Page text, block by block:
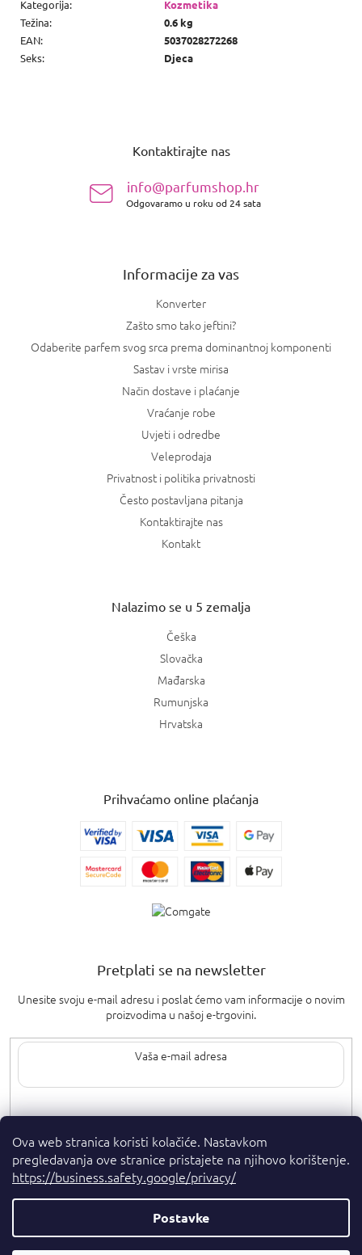
Ova web stranica koristi kolačiće. Nastavkom
pregledavanja ove stranice pristajete na njihovo korištenje.
https://business.safety.google/privacy/
Postavke
Kategorija:
Kozmetika
Težina:
0.6 kg
EAN:
5037028272268
Seks: Djeca
Kontaktirajte nas
info@parfumshop.hr
Odgovaramo u roku od 24 sata
Informacije za vas
Konverter
Zašto smo tako jeftini?
Odaberite parfem svog srca prema dominantnoj komponenti
Sastav i vrste mirisa
Način dostave i plaćanje
Vraćanje robe
Uvjeti i odredbe
Veleprodaja
Privatnost i politika privatnosti
Često postavljana pitanja
Kontaktirajte nas
Kontakt
Nalazimo se u 5 zemalja
Češka
Slovačka
Mađarska
Rumunjska
Hrvatska
Prihvaćamo online plaćanja
Pretplati se na newsletter
Unesite svoju e-mail adresu i poslat ćemo vam informacije o novim
proizvodima u našoj e-trgovini.
Upisom svoje e-pošte pristajete nauvjete privatnosti.
Autorska prava 2026Parfumshop.hr. Sva prava pridržana.